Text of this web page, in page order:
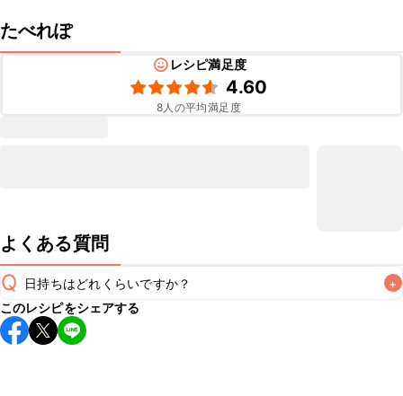
たべれぽ
レシピ満足度
4.60
8人の平均満足度
よくある質問
Q 日持ちはどれくらいですか？ +
保存期間は冷蔵で当日中が目安です。なるべくお早めにお召
し上がりください。
このレシピをシェアする